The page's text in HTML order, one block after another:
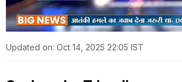
Updated on: Oct 14, 2025 22:05 IST